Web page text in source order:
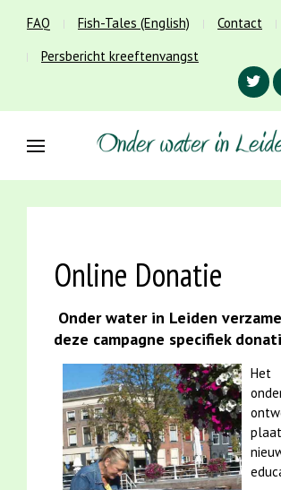
FAQ Fish-Tales (English) Contact
Persbericht kreeftenvangst
Online Donatie
Onder water in Leiden
deze campagne specifiek
Het